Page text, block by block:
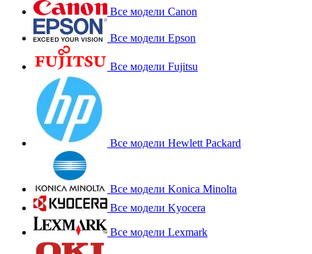
Все модели Canon
Все модели Epson
Все модели Fujitsu
Все модели Hewlett Packard
Все модели Konica Minolta
Все модели Kyocera
Все модели Lexmark